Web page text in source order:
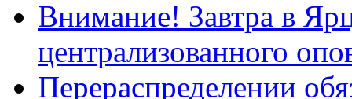
Внимание! Завтра в
централизованного
Перераспределении